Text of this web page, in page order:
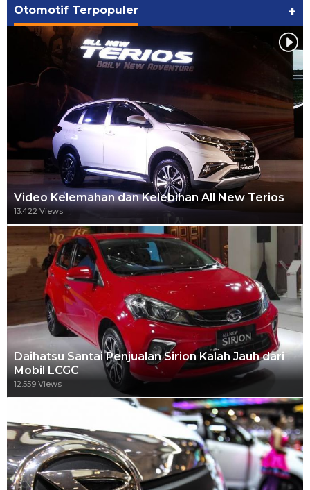
Otomotif Terpopuler +
Video Kelemahan dan Kelebihan All New Terios
13.422 Views
Daihatsu Santai Penjualan Sirion Kalah Jauh dari
Mobil LCGC
12.559 Views